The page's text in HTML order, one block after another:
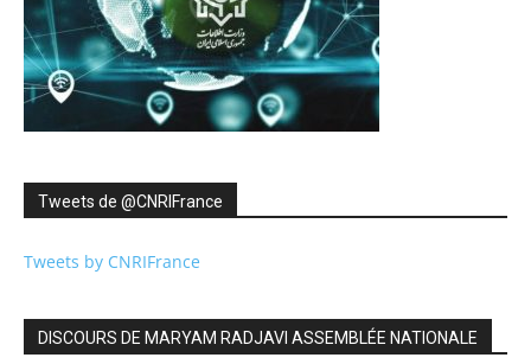
Tweets de ‎@CNRIFrance
Tweets by CNRIFrance
DISCOURS DE MARYAM RADJAVI ASSEMBLÉE NATIONALE